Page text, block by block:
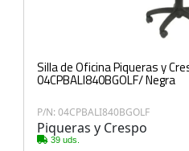
Silla de Oficina Piqueras y
04CPBALI840BGOLF/ Negra
P/N: 04CPBALI840BGOLF
Piqueras y Crespo
39 uds.